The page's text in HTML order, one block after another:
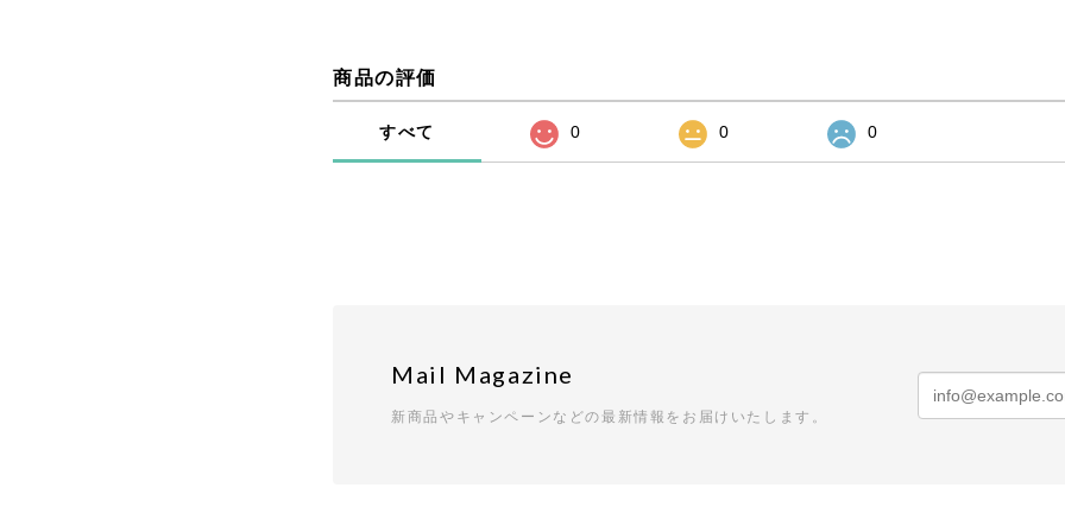
商品の評価
すべて 0 0 0
Mail Magazine
新商品やキャンペーンなどの最新情報をお届けいたします。